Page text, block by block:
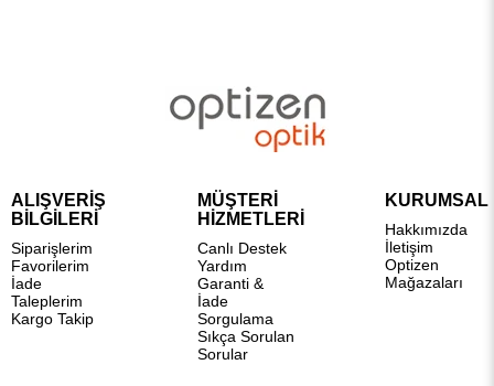
ALIŞVERİŞ
BİLGİLERİ
Siparişlerim
Favorilerim
İade
Taleplerim
Kargo Takip
MÜŞTERİ
HİZMETLERİ
Canlı Destek
Yardım
Garanti &
İade
Sorgulama
Sıkça Sorulan
Sorular
KURUMSAL
Hakkımızda
İletişim
Optizen
Mağazaları